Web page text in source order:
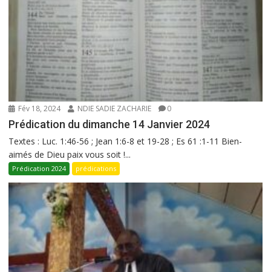
Fév 18, 2024 NDIE SADIE ZACHARIE 0
Prédication du dimanche 14 Janvier 2024
Textes : Luc. 1:46-56 ; Jean 1:6-8 et 19-28 ; Es 61 :1-11 Bien-
aimés de Dieu paix vous soit !...
Prédication 2024 prédications